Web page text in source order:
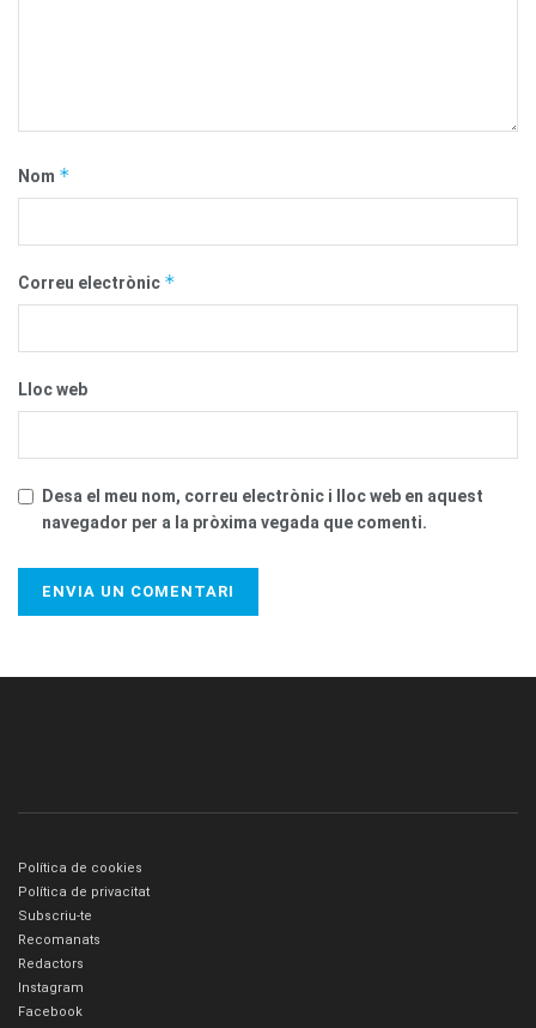
Nom *
Correu electrònic *
Lloc web
Desa el meu nom, correu electrònic i lloc web en aquest
navegador per a la pròxima vegada que comenti.
Política de cookies
Política de privacitat
Subscriu-te
Recomanats
Redactors
Instagram
Facebook